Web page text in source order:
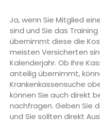
Ja, wenn Sie Mitglied
sind und Sie das
übernimmt diese die
meisten Versicherten
Kalenderjahr. Ob Ihre
anteilig übernimmt,
Krankenkassensuche
können Sie auch direkt
nachfragen. Geben Sie
und Sie sollten direkt